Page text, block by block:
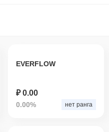
EVERFLOW
₽ 0.00
0.00% нет ранга